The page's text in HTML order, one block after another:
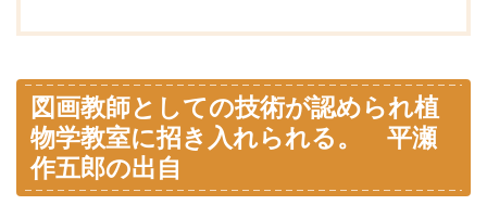
図画教師としての技術が認められ植
物学教室に招き入れられる。 平瀬
作五郎の出自